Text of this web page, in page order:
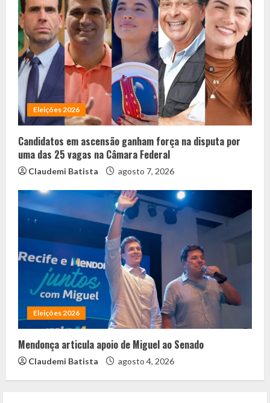
Eleições 2026
Candidatos em ascensão ganham força na disputa por
uma das 25 vagas na Câmara Federal
Claudemi Batista agosto 7, 2026
Eleições 2026
Mendonça articula apoio de Miguel ao Senado
Claudemi Batista agosto 4, 2026